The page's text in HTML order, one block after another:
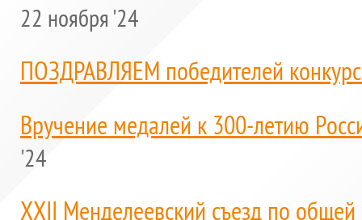
22 ноября '24
ПОЗДРАВЛЯЕМ победителей
Вручение медалей к 300-летию
'24
XXII Менделеевский съезд по